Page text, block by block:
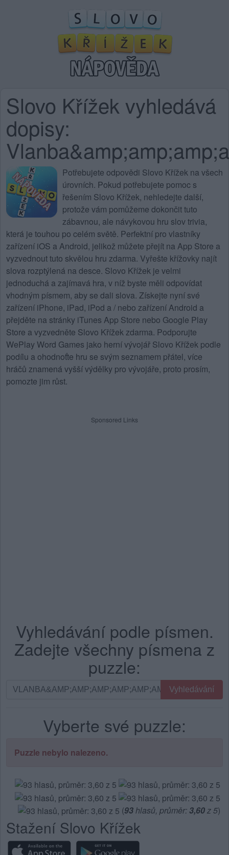
Slovo Křížek vyhledává
dopisy:
Potřebujete odpovědi Slovo Křížek na všech
úrovních. Pokud potřebujete pomoc s
řešením Slovo Křížek, nehledejte další,
protože vám pomůžeme dokončit tuto
zábavnou, ale návykovou hru slov trivia,
která je touhou po celém světě. Perfektní pro vlastníky
zařízení iOS a Android, jelikož můžete přejít na App Store a
vyzvednout tuto skvělou hru zdarma. Vyřešte křížovky najít
slova rozptýlená na desce. Slovo Křížek je velmi
jednoduchá a zajímavá hra, v níž byste měli odpovídat
vhodným písmem, aby se dali slova. Získejte nyní své
zařízení iPhone, iPad, iPod a / nebo zařízení Android a
přejděte na stránky iTunes App Store nebo Google Play
Store a vyzvedněte Slovo Křížek zdarma. Podporujte
WePlay Word Games jako herní vývojář Slovo Křížek podle
podílu a ohodnoťte hru se svým seznamem přátel, více
hráčů znamená vyšší výdělky pro vývojáře, proto prosím,
pomozte jim růst.
Sponsored Links
Vyhledávání podle písmen.
Zadejte všechny písmena z
puzzle:
Vyhledávání
písmena
Vyhledávání
Vyberte své puzzle:
Puzzle nebylo nalezeno.
(93hlasů, průměr:3,60z 5)
Stažení Slovo Křížek